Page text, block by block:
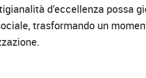
d’eccellenza possa
trasformando un